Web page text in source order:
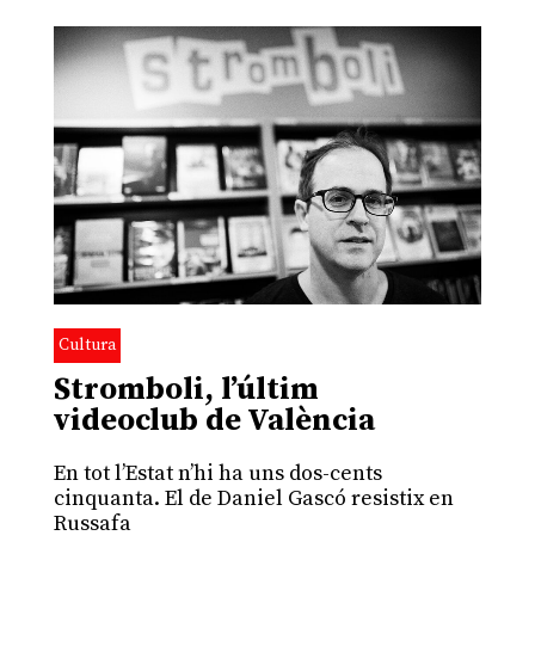
Cultura
Stromboli, l’últim
videoclub de València
En tot l’Estat n’hi ha uns dos-cents
cinquanta. El de Daniel Gascó resistix en
Russafa